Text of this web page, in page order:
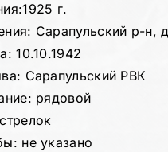
1925 г.
Сарапульский р-н,
10.10.1942
Сарапульский РВК
рядовой
не указано